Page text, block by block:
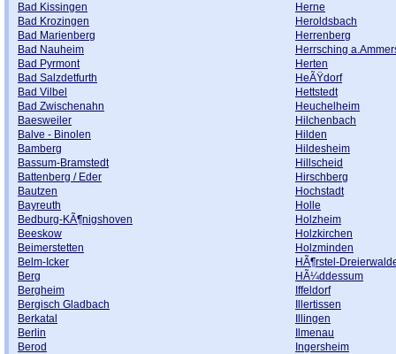
Bad Kissingen
Herne
Bad Krozingen
Heroldsbach
Bad Marienberg
Herrenberg
Bad Nauheim
Herrsching
Bad Pyrmont
Herten
Bad Salzdetfurth
HeÃŸdorf
Bad Vilbel
Hettstedt
Bad Zwischenahn
Heuchelheim
Baesweiler
Hilchenbach
Balve - Binolen
Hilden
Bamberg
Hildesheim
Bassum-Bramstedt
Hillscheid
Battenberg / Eder
Hirschberg
Bautzen
Hochstadt
Bayreuth
Holle
Bedburg-KÃ¶nigshoven
Holzheim
Beeskow
Holzkirchen
Beimerstetten
Holzminden
Belm-Icker
HÃ¶rstel-
Berg
HÃ¼ddessum
Bergheim
Iffeldorf
Bergisch Gladbach
Illertissen
Berkatal
Illingen
Berlin
Ilmenau
Berod
Ingersheim